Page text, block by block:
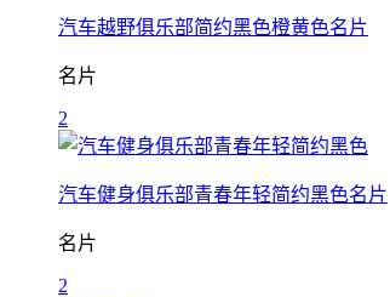
汽车越野俱乐部简约黑色橙黄色名片
名片
2
汽车健身俱乐部青春年轻简约黑色名片
名片
2